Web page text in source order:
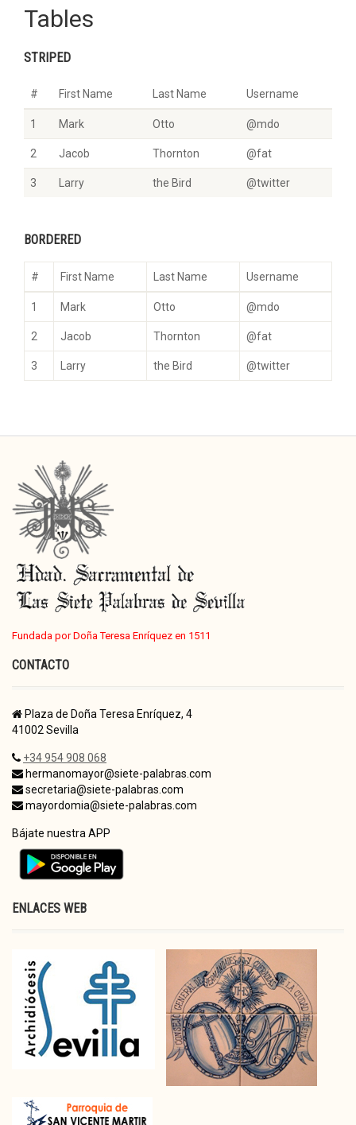
Tables
STRIPED
# First Name Last Name Username
1 Mark Otto @mdo
2 Jacob Thornton @fat
3 Larry the Bird @twitter
BORDERED
# First Name Last Name Username
1 Mark Otto @mdo
2 Jacob Thornton @fat
3 Larry the Bird @twitter
Fundada por Doña Teresa Enríquez en 1511
CONTACTO
Plaza de Doña Teresa Enríquez, 4
41002 Sevilla
+34 954 908 068
hermanomayor@siete-palabras.com
secretaria@siete-palabras.com
mayordomia@siete-palabras.com
Bájate nuestra APP
ENLACES WEB